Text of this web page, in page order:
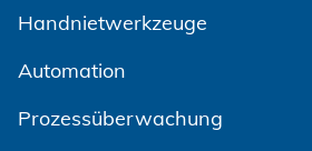
Handnietwerkzeuge
Automation
Prozessüberwachung